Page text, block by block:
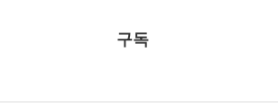
구독